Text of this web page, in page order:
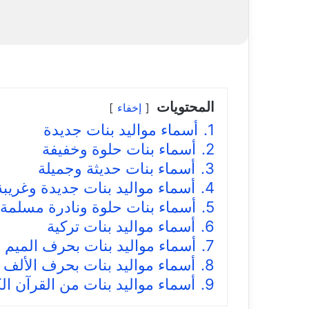
المحتويات إخفاء
1.
أسماء مواليد بنات جديدة
2.
أسماء بنات حلوة وخفيفة
3.
أسماء بنات حديثة وجميلة
4.
أسماء مواليد بنات جديدة
5.
أسماء بنات حلوة ونادرة مسلمة
6.
أسماء مواليد بنات تركية
7.
أسماء مواليد بنات بحرف الميم
8.
أسماء مواليد بنات بحرف الألف
9.
أسماء مواليد بنات من القرآن